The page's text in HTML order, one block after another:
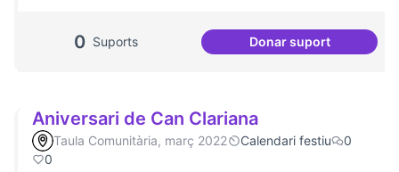
0 Suports Donar suportHelp with audio
Aniversari de Can Clariana
Taula Comunitària, març 2022 Calendari festiu
0
0